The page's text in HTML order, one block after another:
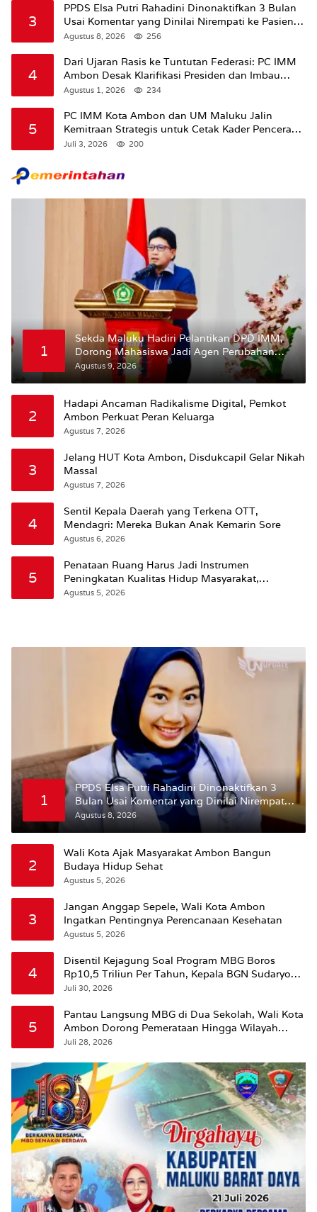
3
PPDS Elsa Putri Rahadini Dinonaktifkan 3 Bulan
Usai Komentar yang Dinilai Nirempati ke Pasien
BPJS
Agustus 8, 2026 256
4
Dari Ujaran Rasis ke Tuntutan Federasi: PC IMM
Ambon Desak Klarifikasi Presiden dan Imbau
Tunda Pengibaran Bendera Merah Putih Di
Agustus 1, 2026 234
5
PC IMM Kota Ambon dan UM Maluku Jalin
Kemitraan Strategis untuk Cetak Kader Pencerah
Bangsa “Membangun Peradaban dari Kampus”
Juli 3, 2026 200
1
Sekda Maluku Hadiri Pelantikan DPD IMM,
Dorong Mahasiswa Jadi Agen Perubahan
dan Mitra Strategis Pemerintah
Agustus 9, 2026
2
Hadapi Ancaman Radikalisme Digital, Pemkot
Ambon Perkuat Peran Keluarga
Agustus 7, 2026
3
Jelang HUT Kota Ambon, Disdukcapil Gelar Nikah
Massal
Agustus 7, 2026
4
Sentil Kepala Daerah yang Terkena OTT,
Mendagri: Mereka Bukan Anak Kemarin Sore
Agustus 6, 2026
5
Penataan Ruang Harus Jadi Instrumen
Peningkatan Kualitas Hidup Masyarakat,
Wattimena: Revisi RT-RW Ditetapkan Pemkot
Agustus 5, 2026
1
PPDS Elsa Putri Rahadini Dinonaktifkan 3
Bulan Usai Komentar yang Dinilai Nirempati
ke Pasien BPJS
Agustus 8, 2026
2
Wali Kota Ajak Masyarakat Ambon Bangun
Budaya Hidup Sehat
Agustus 5, 2026
3
Jangan Anggap Sepele, Wali Kota Ambon
Ingatkan Pentingnya Perencanaan Kesehatan
Agustus 5, 2026
4
Disentil Kejagung Soal Program MBG Boros
Rp10,5 Triliun Per Tahun, Kepala BGN Sudaryono
Beri Penjelasan
Juli 30, 2026
5
Pantau Langsung MBG di Dua Sekolah, Wali Kota
Ambon Dorong Pemerataan Hingga Wilayah
Leitimur Selatan
Juli 28, 2026